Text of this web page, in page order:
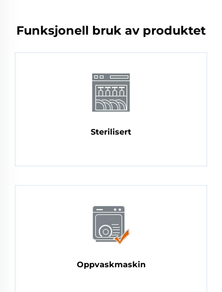
Funksjonell bruk av produktet
Sterilisert
Oppvaskmaskin